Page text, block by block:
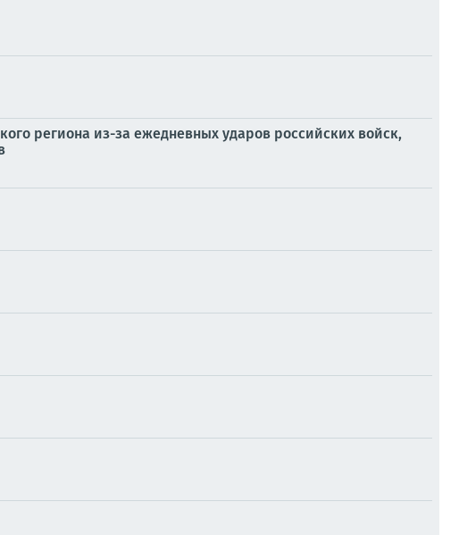
региона из-за ежедневных ударов российских войск,